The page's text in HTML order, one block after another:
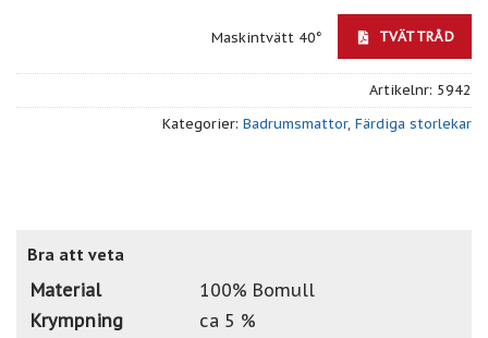
Maskintvätt 40° TVÄTTRÅD
Artikelnr: 5942
Kategorier: Badrumsmattor, Färdiga storlekar
Bra att veta
Material
100% Bomull
Krympning
ca 5 %